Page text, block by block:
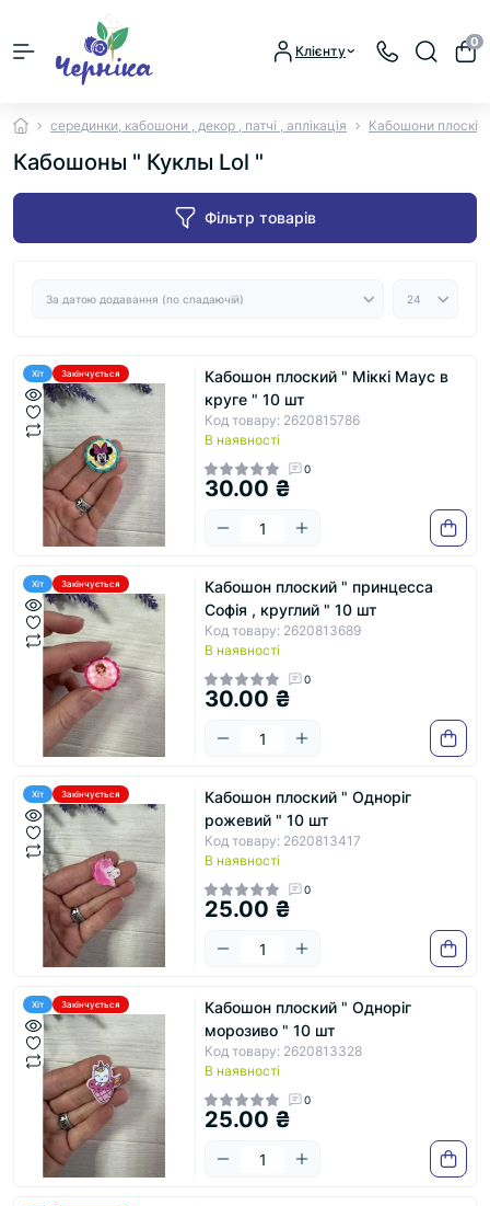
Клієнту
0
серединки, кабошони , декор , патчі , аплікація Кабошони плоскі
Кабошоны " Куклы Lol "
Фільтр товарів
Хіт Закінчується
Кабошон плоский " Міккі Маус в
круге " 10 шт
Код товару: 2620815786
В наявності
0
30.00 ₴
Хіт Закінчується
Кабошон плоский " принцесса
Софія , круглий " 10 шт
Код товару: 2620813689
В наявності
0
30.00 ₴
Хіт Закінчується
Кабошон плоский " Одноріг
рожевий " 10 шт
Код товару: 2620813417
В наявності
0
25.00 ₴
Хіт Закінчується
Кабошон плоский " Одноріг
морозиво " 10 шт
Код товару: 2620813328
В наявності
0
25.00 ₴